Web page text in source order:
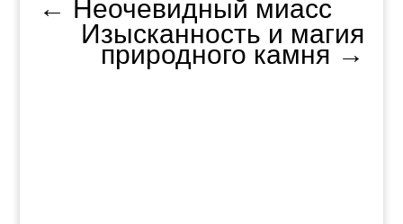
← Неочевидный миасс
Изысканность и магия
природного камня →